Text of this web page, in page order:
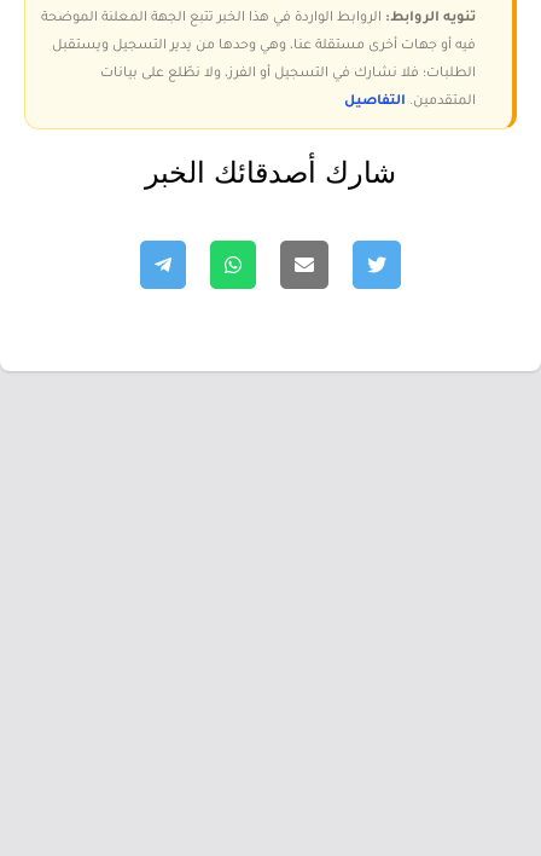
تنويه الروابط: الروابط الواردة في هذا الخبر تتبع الجهة المعلنة الموضحة
فيه أو جهات أخرى مستقلة عنا، وهي وحدها من يدير التسجيل ويستقبل
الطلبات؛ فلا نشارك في التسجيل أو الفرز، ولا نطّلع على بيانات
المتقدمين. التفاصيل
شارك أصدقائك الخبر